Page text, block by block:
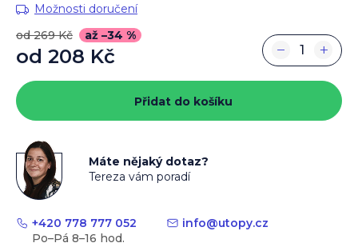
Možnosti doručení
od 269 Kč
až –34 %
od 208 Kč
cena:
+
−
Přidat do košíku
Máte nějaký dotaz?
Tereza vám poradí
+420 778 777 052 info@utopy.cz